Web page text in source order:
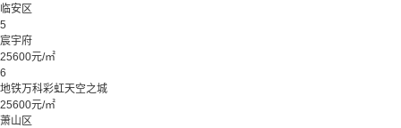
临安区
5
宸宇府
25600元/㎡
6
地铁万科彩虹天空之城
25600元/㎡
萧山区